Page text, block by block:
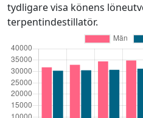
tydligare visa könens
terpentindestillatör.